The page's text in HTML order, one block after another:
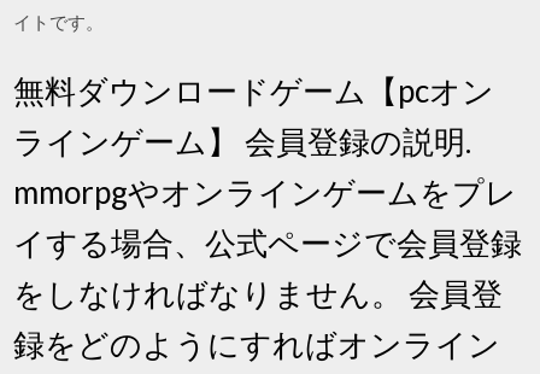
イトです。
無料ダウンロードゲーム【pcオン
ラインゲーム】 会員登録の説明.
mmorpgやオンラインゲームをプレ
イする場合、公式ページで会員登録
をしなければなりません。 会員登
録をどのようにすればオンライン